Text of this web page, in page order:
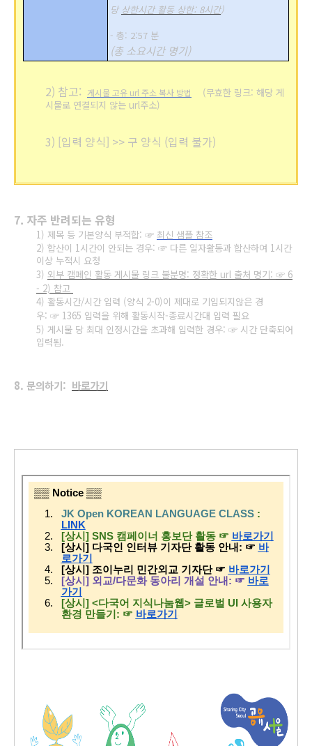
당 상한시간 활동 상한: 8시간)
- 총: 2:57 분
(총 소요시간 명기)
2) 참고: 게시물 고유 url 주소 복사 방법
(무효한 링크: 해당 게
시물로 연결되지 않는 url주소)
3) [입력 양식] >> 구 양식 (입력 불가)
7. 자주 반려되는 유형
1) 제목 등 기본양식 부적합: ☞ 최신 샘플 참조
2) 합산이 1시간이 안되는 경우: ☞ 다른 일자활동과 합산하여 1시간
이상 누적시 요청
3) 외부 캠페인 활동 게시물 링크 불분명: 정확한 url 출처 명기: ☞ 6
- 2) 참고
4) 활동시간/시간 입력 (양식 2-0)이 제대로 기입되지않은 경
우: ☞ 1365 입력을 위해 활동시작-종료시간대 입력 필요
5) 게시물 당 최대 인정시간을 초과해 입력한 경우: ☞ 시간 단축되어
입력됨.
8. 문의하기: 바로가기